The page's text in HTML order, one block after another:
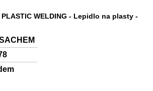
PLASTIC WELDING - Lepidlo na plasty -